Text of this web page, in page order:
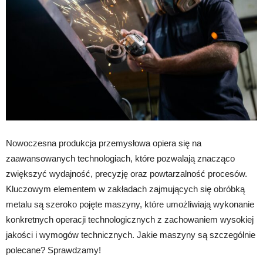
Nowoczesna produkcja przemysłowa opiera się na
zaawansowanych technologiach, które pozwalają znacząco
zwiększyć wydajność, precyzję oraz powtarzalność procesów.
Kluczowym elementem w zakładach zajmujących się obróbką
metalu są szeroko pojęte maszyny, które umożliwiają wykonanie
konkretnych operacji technologicznych z zachowaniem wysokiej
jakości i wymogów technicznych. Jakie maszyny są szczególnie
polecane? Sprawdzamy!